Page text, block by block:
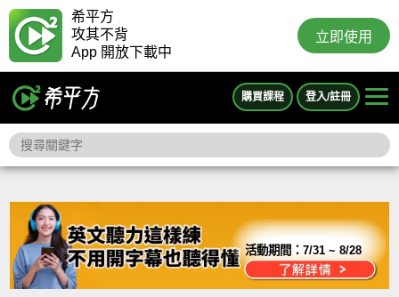
希平方
攻其不背
App 開放下載中
立即使用
購買課程 登入/註冊
活動期間：7/31 ~ 8/28